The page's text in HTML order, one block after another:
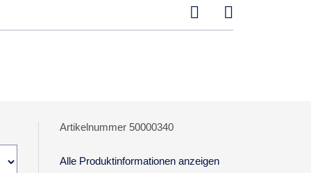
 
Artikelnummer 50000340
Alle Produktinformationen anzeigen